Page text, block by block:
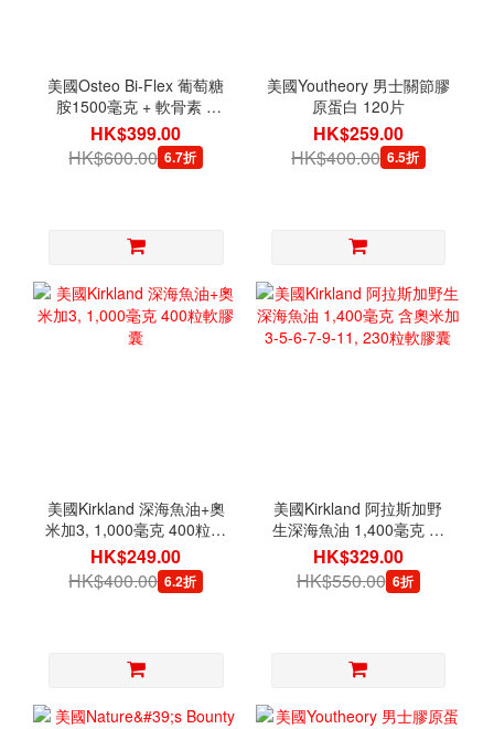
美國Osteo Bi-Flex 葡萄糖
胺1500毫克 + 軟骨素 +
MSM 200粒
HK$399.00
HK$600.00 6.7折
美國Youtheory 男士關節膠
原蛋白 120片
HK$259.00
HK$400.00 6.5折
美國Kirkland 深海魚油+奧
米加3, 1,000毫克 400粒軟
膠囊
HK$249.00
HK$400.00 6.2折
美國Kirkland 阿拉斯加野
生深海魚油 1,400毫克 含
奧米加3-5-6-7-9-11, 230
粒軟膠囊
HK$329.00
HK$550.00 6折